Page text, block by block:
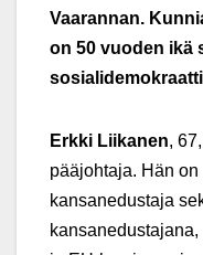
Vaarannan.
on 50 vuoden ikä
Erkki Liikanen,
pääjohtaja. Hän
kansanedustaja